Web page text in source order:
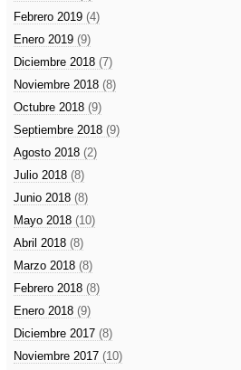
Febrero 2019 (4)
Enero 2019 (9)
Diciembre 2018 (7)
Noviembre 2018 (8)
Octubre 2018 (9)
Septiembre 2018 (9)
Agosto 2018 (2)
Julio 2018 (8)
Junio 2018 (8)
Mayo 2018 (10)
Abril 2018 (8)
Marzo 2018 (8)
Febrero 2018 (8)
Enero 2018 (9)
Diciembre 2017 (8)
Noviembre 2017 (10)